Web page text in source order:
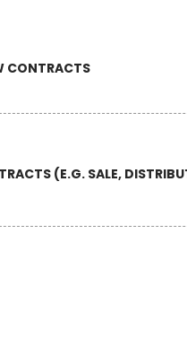
CONTRACTS
(E.G. SALE,